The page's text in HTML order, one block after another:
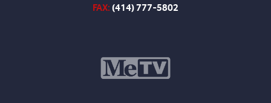
FAX:(414) 777-5802